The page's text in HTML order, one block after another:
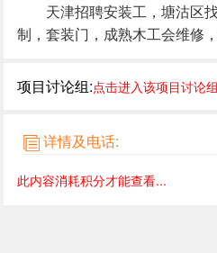
天津招聘安装工，塘沽区
制，套装门，成熟木工会维修
项目讨论组:点击进入该项目讨论组
详情及电话:
此内容消耗积分才能查看...